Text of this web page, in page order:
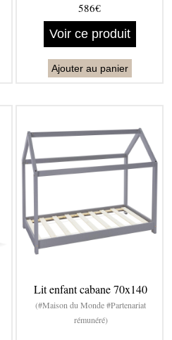
586€
Voir ce produit
Ajouter au panier
Lit enfant cabane 70x140
(#Maison du Monde #Partenariat
rémunéré)